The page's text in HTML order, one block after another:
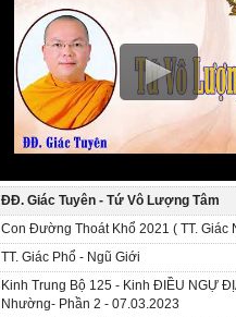
ĐĐ. Giác Tuyên - Tứ Vô Lượng Tâm
Con Đường Thoát Khổ 2021 ( TT. Giác
TT. Giác Phổ - Ngũ Giới
Kinh Trung Bộ 125 - Kinh ÐIỀU NGỰ
Nhường- Phần 2 - 07.03.2023